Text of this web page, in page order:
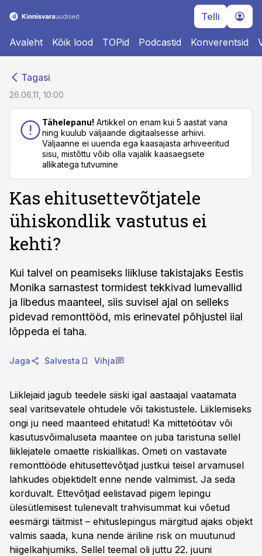
Telli
Avaleht Kõik lood TOPid Podcastid Konverentsid
Tagasi
26.06.11, 10:00
Tähelepanu! Artikkel on enam kui 5 aastat vana
ning kuulub väljaande digitaalsesse arhiivi.
Väljaanne ei uuenda ega kaasajasta arhiveeritud
sisu, mistõttu võib olla vajalik kaasaegsete
allikatega tutvumine
Kas ehitusettevõtjatele
ühiskondlik vastutus ei
kehti?
Kui talvel on peamiseks liikluse takistajaks Eestis
Monika sarnastest tormidest tekkivad lumevallid
ja libedus maanteel, siis suvisel ajal on selleks
pidevad remonttööd, mis erinevatel põhjustel iial
lõppeda ei taha.
Jaga Salvesta Vihja
Liiklejaid jagub teedele siiski igal aastaajal vaatamata
seal varitsevatele ohtudele või takistustele. Liiklemiseks
ongi ju need maanteed ehitatud! Ka mittetöötav või
kasutusvõimaluseta maantee on juba taristuna sellel
liiklejatele omaette riskiallikas. Ometi on vastavate
remonttööde ehitusettevõtjad justkui teisel arvamusel
lahkudes objektidelt enne nende valmimist. Ja seda
korduvalt. Ettevõtjad eelistavad pigem lepingu
ülesütlemisest tulenevalt trahvisummat kui võetud
eesmärgi täitmist – ehituslepingus märgitud ajaks objekt
valmis saada, kuna nende äriline risk on muutunud
hiigelkahjumiks. Sellel teemal oli juttu 22. juuni